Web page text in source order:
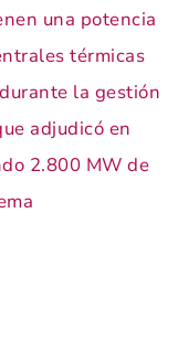
una potencia
térmicas
la gestión
adjudicó en
2.800 MW de